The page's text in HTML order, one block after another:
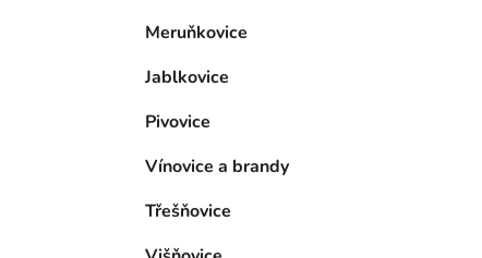
Meruňkovice
Jablkovice
Pivovice
Vínovice a brandy
Třešňovice